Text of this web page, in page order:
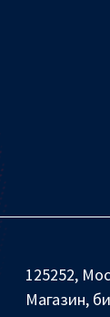
125252,
Магазин,